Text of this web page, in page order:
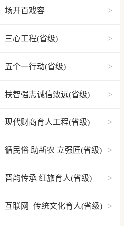
场开百戏容 >
三心工程(省级) >
五个一行动(省级) >
扶智强志诚信致远(省级) >
现代财商育人工程(省级) >
循民俗 助新农 立强匠(省级) >
晋韵传承 红旅育人(省级) >
互联网+传统文化育人(省级) >